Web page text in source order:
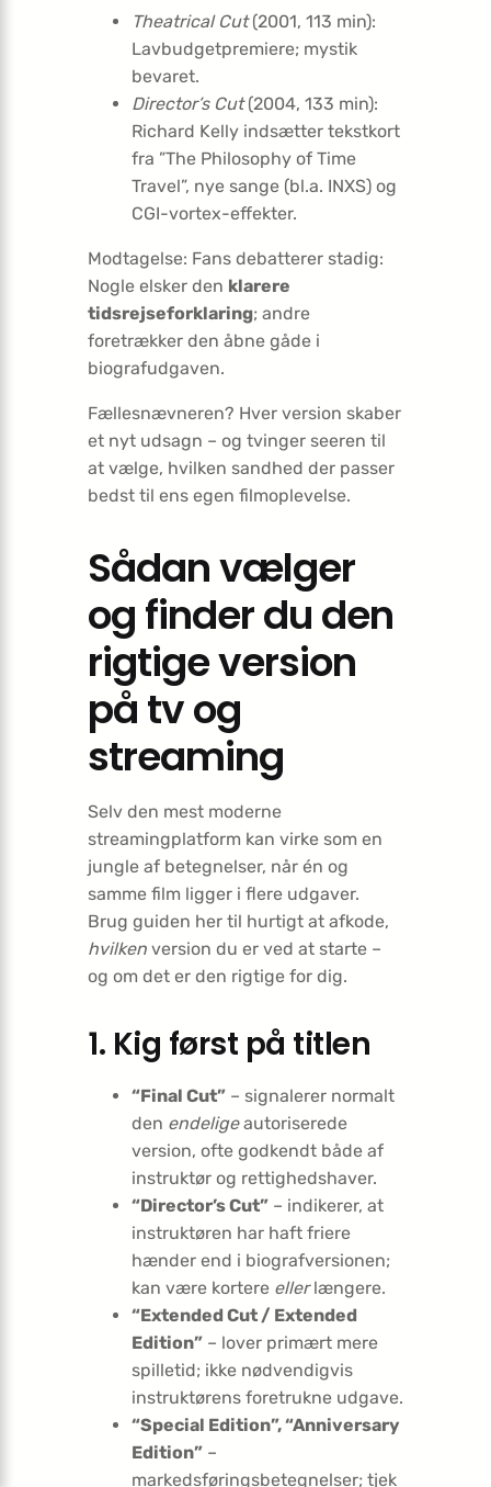
Theatrical Cut(2001, 113 min):
Lavbudgetpremiere; mystik
bevaret.
Director’s Cut(2004, 133 min):
Richard Kelly indsætter tekstkort
fra ”The Philosophy of Time
Travel”, nye sange (bl.a. INXS) og
CGI-vortex-effekter.
Modtagelse: Fans debatterer stadig:
Nogle elsker den klarere
tidsrejseforklaring; andre
foretrækker den åbne gåde i
biografudgaven.
Fællesnævneren? Hver version skaber
et nyt udsagn – og tvinger seeren til
at vælge, hvilken sandhed der passer
bedst til ens egen filmoplevelse.
Sådan vælger
og finder du den
rigtige version
på tv og
streaming
Selv den mest moderne
streamingplatform kan virke som en
jungle af betegnelser, når én og
samme film ligger i flere udgaver.
Brug guiden her til hurtigt at afkode,
hvilken version du er ved at starte –
og om det er den rigtige for dig.
1. Kig først på titlen
“Final Cut” – signalerer normalt
den endeligeautoriserede
version, ofte godkendt både af
instruktør og rettighedshaver.
“Director’s Cut” – indikerer, at
instruktøren har haft friere
hænder end i biografversionen;
kan være kortere ellerlængere.
“Extended Cut / Extended
Edition” – lover primært mere
spilletid; ikke nødvendigvis
instruktørens foretrukne udgave.
“Special Edition”, “Anniversary
Edition” –
markedsføringsbetegnelser; tjek